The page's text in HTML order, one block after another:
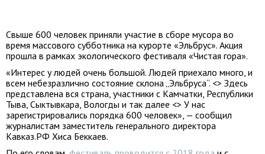
Свыше 600 человек приняли участие в сборе мусора во
время массового субботника на курорте «Эльбрус». Акция
прошла в рамках экологического фестиваля «Чистая гора».
«Интерес у людей очень большой. Людей приехало много, и
всем небезразлично состояние склона „Эльбруса“. <> Здесь
представлена вся страна, участники с Камчатки, Республики
Тыва, Сыктывкара, Вологды и так далее <> У нас
зарегистрировались порядка 600 человек», — сообщил
журналистам заместитель генерального директора
Кавказ.РФ Хиса Беккаев.